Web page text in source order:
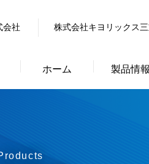
会社 株式会社キヨリックス
ホーム 製品情報
製品情報トッ